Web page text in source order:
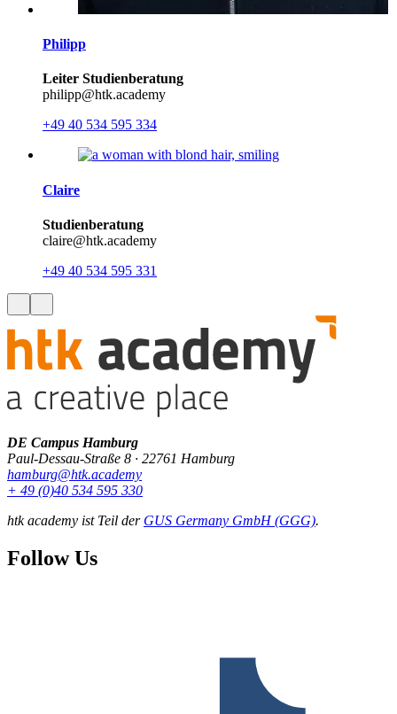
Philipp
Leiter Studienberatung
philipp@htk.academy
+49 40 534 595 334
Claire
Studienberatung
claire@htk.academy
+49 40 534 595 331
DE Campus Hamburg
Paul-Dessau-Straße 8 · 22761 Hamburg
hamburg@htk.academy
+ 49 (0)40 534 595 330
htk academy ist Teil der GUS Germany GmbH (GGG).
Follow Us